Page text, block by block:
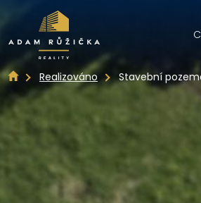
+420 602 821
Služby
Realizováno
Realizováno Stavební